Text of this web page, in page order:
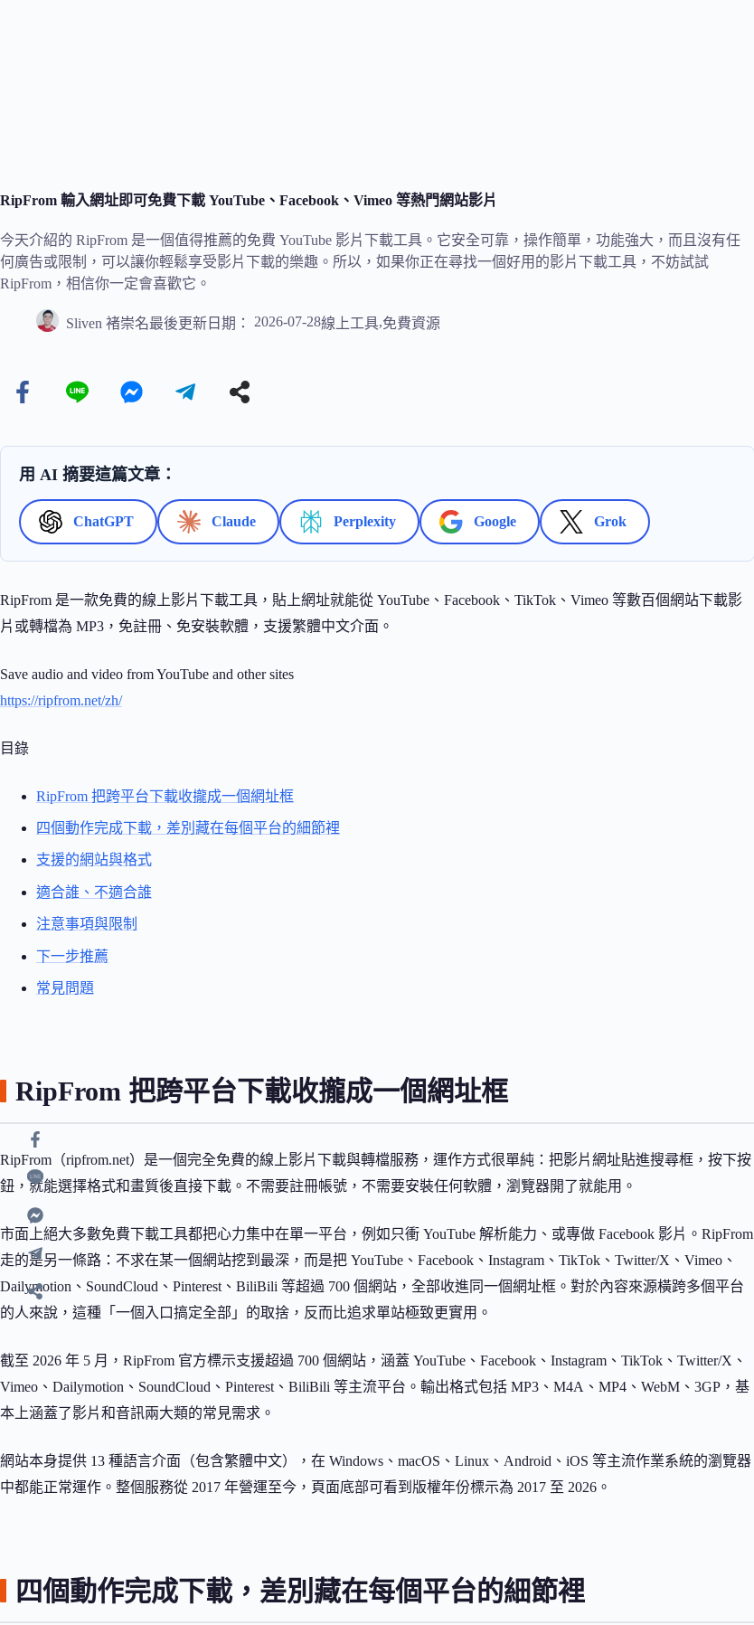
RipFrom 輸入網址即可免費下載 YouTube、Facebook、Vimeo 等熱門網站影片
今天介紹的 RipFrom 是一個值得推薦的免費 YouTube 影片下載工具。它安全可靠，操作簡單，功能強大，而且沒有任
何廣告或限制，可以讓你輕鬆享受影片下載的樂趣。所以，如果你正在尋找一個好用的影片下載工具，不妨試試
RipFrom，相信你一定會喜歡它。
Sliven 褚崇名最後更新日期： 2026-07-28線上工具,免費資源
用 AI 摘要這篇文章：
ChatGPT Claude Perplexity Google Grok
RipFrom 是一款免費的線上影片下載工具，貼上網址就能從 YouTube、Facebook、TikTok、Vimeo 等數百個網站下載影
片或轉檔為 MP3，免註冊、免安裝軟體，支援繁體中文介面。
Save audio and video from YouTube and other sites
https://ripfrom.net/zh/
目錄
RipFrom 把跨平台下載收攏成一個網址框
四個動作完成下載，差別藏在每個平台的細節裡
支援的網站與格式
適合誰、不適合誰
注意事項與限制
下一步推薦
常見問題
RipFrom 把跨平台下載收攏成一個網址框
RipFrom（ripfrom.net）是一個完全免費的線上影片下載與轉檔服務，運作方式很單純：把影片網址貼進搜尋框，按下按
鈕，就能選擇格式和畫質後直接下載。不需要註冊帳號，不需要安裝任何軟體，瀏覽器開了就能用。
市面上絕大多數免費下載工具都把心力集中在單一平台，例如只衝 YouTube 解析能力、或專做 Facebook 影片。RipFrom
走的是另一條路：不求在某一個網站挖到最深，而是把 YouTube、Facebook、Instagram、TikTok、Twitter/X、Vimeo、
Dailymotion、SoundCloud、Pinterest、BiliBili 等超過 700 個網站，全部收進同一個網址框。對於內容來源橫跨多個平台
的人來說，這種「一個入口搞定全部」的取捨，反而比追求單站極致更實用。
截至 2026 年 5 月，RipFrom 官方標示支援超過 700 個網站，涵蓋 YouTube、Facebook、Instagram、TikTok、Twitter/X、
Vimeo、Dailymotion、SoundCloud、Pinterest、BiliBili 等主流平台。輸出格式包括 MP3、M4A、MP4、WebM、3GP，基
本上涵蓋了影片和音訊兩大類的常見需求。
網站本身提供 13 種語言介面（包含繁體中文），在 Windows、macOS、Linux、Android、iOS 等主流作業系統的瀏覽器
中都能正常運作。整個服務從 2017 年營運至今，頁面底部可看到版權年份標示為 2017 至 2026。
四個動作完成下載，差別藏在每個平台的細節裡